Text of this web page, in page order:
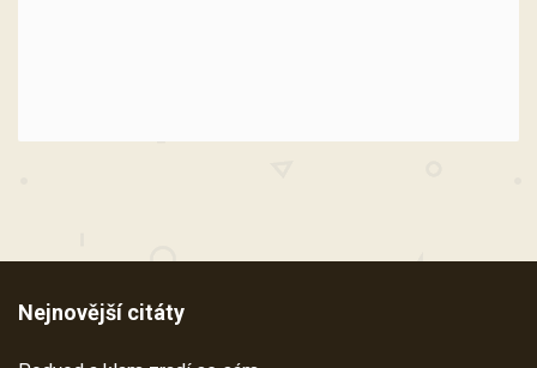
Nejnovější citáty